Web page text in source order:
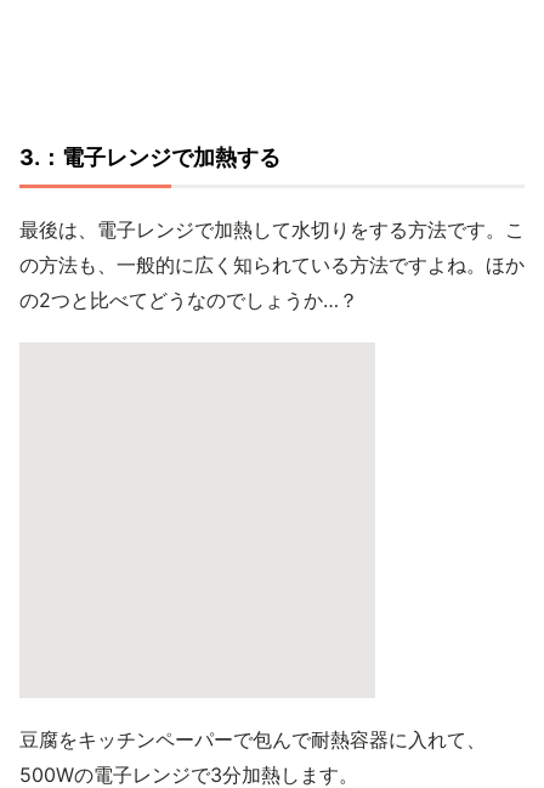
3.：電子レンジで加熱する
最後は、電子レンジで加熱して水切りをする方法です。こ
の方法も、一般的に広く知られている方法ですよね。ほか
の2つと比べてどうなのでしょうか…？
豆腐をキッチンペーパーで包んで耐熱容器に入れて、
500Wの電子レンジで3分加熱します。